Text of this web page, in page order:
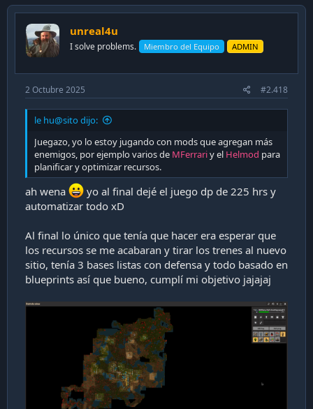
unreal4u
I solve problems. Miembro del Equipo ADMIN
2 Octubre 2025 #2.418
le hu@sito dijo:
Juegazo, yo lo estoy jugando con mods que agregan más
enemigos, por ejemplo varios de MFerrariy el Helmod para
planificar y optimizar recursos.
ah wena
yo al final dejé el juego dp de 225 hrs y
automatizar todo xD
Al final lo único que tenía que hacer era esperar que
los recursos se me acabaran y tirar los trenes al nuevo
sitio, tenía 3 bases listas con defensa y todo basado en
blueprints así que bueno, cumplí mi objetivo jajajaj